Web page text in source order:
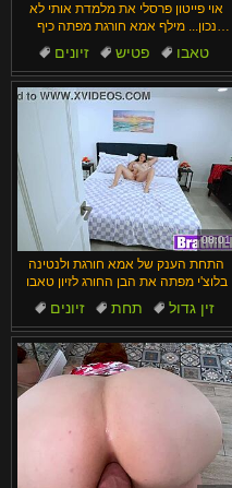
אוי פייטון פרסלי את מלמדת אותי לא
נכון... מילף אמא חורגת מפתה כיף
בפנים
זיונים פטיש
טאבו
חמות
לא בן
08:01
התחת הענק של אמא חורגת ולנטינה
בלוצ'י מפתה את הבן החורג לזיון טאבו
זיונים תחת
זין גדול
טאבו
משחק תפקידים